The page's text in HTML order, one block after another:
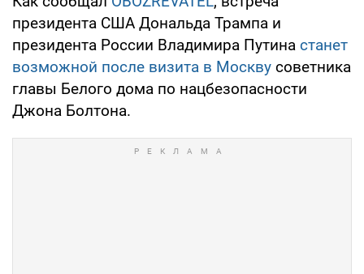
президента США Дональда Трампа и
президента России Владимира Путина станет
возможной после визита в Москву советника
главы Белого дома по нацбезопасности
Джона Болтона.